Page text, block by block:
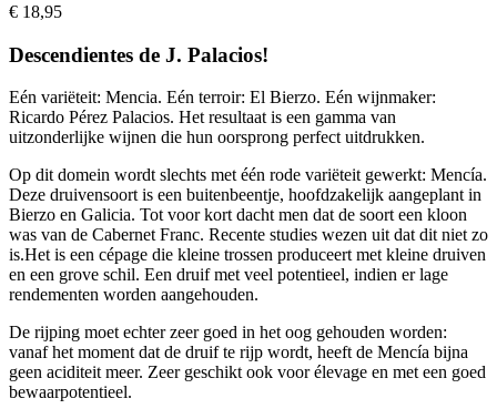
€ 18,95
Descendientes de J. Palacios!
Eén variëteit: Mencia. Eén terroir: El Bierzo. Eén wijnmaker:
Ricardo Pérez Palacios. Het resultaat is een gamma van
uitzonderlijke wijnen die hun oorsprong perfect uitdrukken.
Op dit domein wordt slechts met één rode variëteit gewerkt: Mencía.
Deze druivensoort is een buitenbeentje, hoofdzakelijk aangeplant in
Bierzo en Galicia. Tot voor kort dacht men dat de soort een kloon
was van de Cabernet Franc. Recente studies wezen uit dat dit niet zo
is.Het is een cépage die kleine trossen produceert met kleine druiven
en een grove schil. Een druif met veel potentieel, indien er lage
rendementen worden aangehouden.
De rijping moet echter zeer goed in het oog gehouden worden:
vanaf het moment dat de druif te rijp wordt, heeft de Mencía bijna
geen aciditeit meer. Zeer geschikt ook voor élevage en met een goed
bewaarpotentieel.